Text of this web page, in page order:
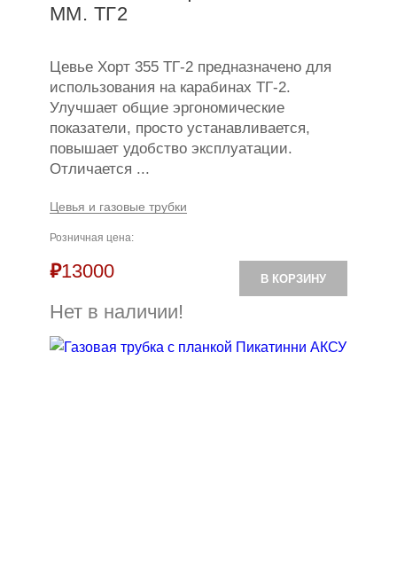
ММ. ТГ2
Цевье Хорт 355 ТГ-2 предназначено для
использования на карабинах ТГ-2.
Улучшает общие эргономические
показатели, просто устанавливается,
повышает удобство эксплуатации.
Отличается ...
Цевья и газовые трубки
Розничная цена:
₽13000
Нет в наличии!
В КОРЗИНУ